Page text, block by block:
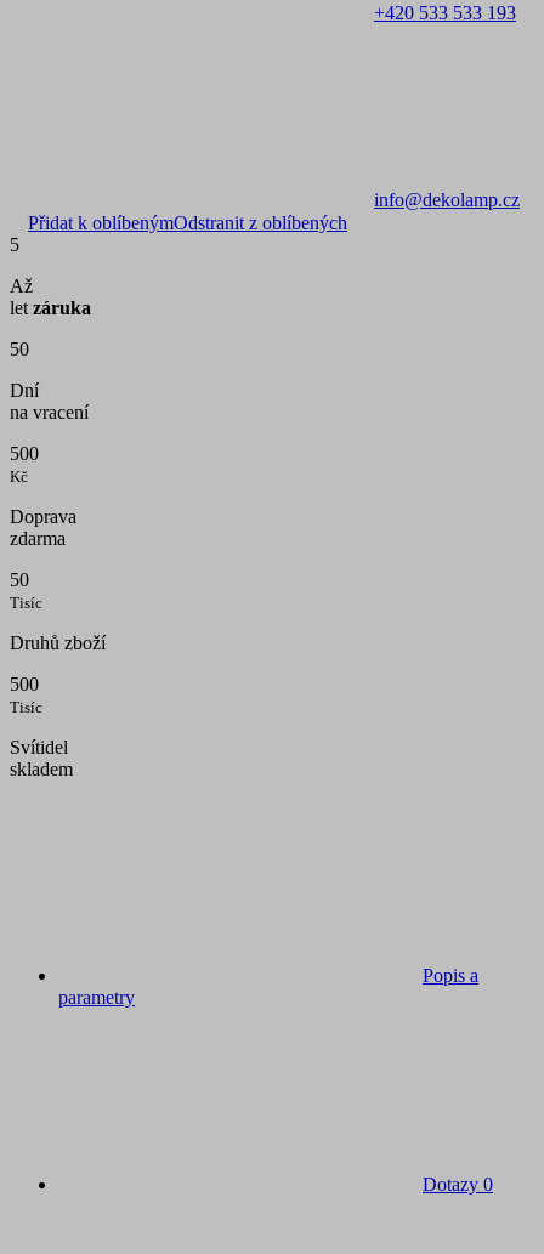
+420 533 533 193
info@dekolamp.cz
Přidat k oblíbenýmOdstranit z oblíbených
5
Až
let záruka
50
Dní
na vracení
500
Kč
Doprava
zdarma
50
Tisíc
Druhů zboží
500
Tisíc
Svítidel
skladem
Popis a
parametry
Dotazy 0